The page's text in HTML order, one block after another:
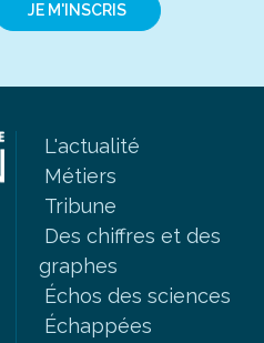
JE M'INSCRIS
L'actualité
Métiers
Tribune
Des chiffres et des
graphes
Échos des sciences
Échappées